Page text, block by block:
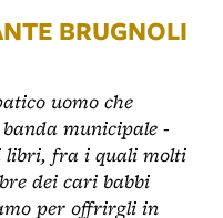
BRUGNOLI
uomo che
municipale -
libri, fra i quali molti
dei cari babbi
per offrirgli in